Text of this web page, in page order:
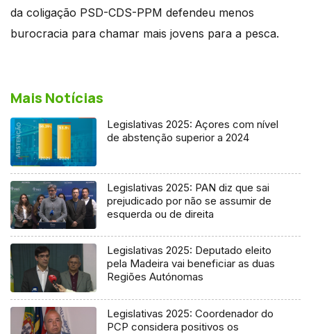
da coligação PSD-CDS-PPM defendeu menos
burocracia para chamar mais jovens para a pesca.
Mais Notícias
Legislativas 2025: Açores com nível
de abstenção superior a 2024
Legislativas 2025: PAN diz que sai
prejudicado por não se assumir de
esquerda ou de direita
Legislativas 2025: Deputado eleito
pela Madeira vai beneficiar as duas
Regiões Autónomas
Legislativas 2025: Coordenador do
PCP considera positivos os